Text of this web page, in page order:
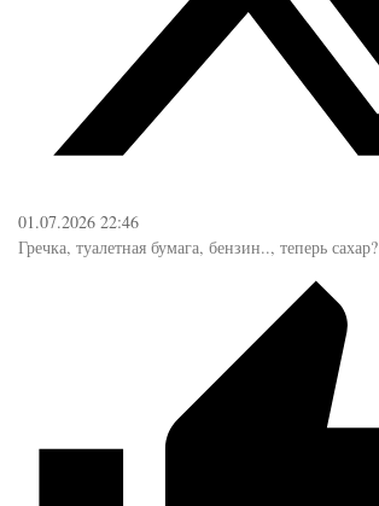
01.07.2026 22:46
Гречка, туалетная бумага, бензин.., теперь сахар?